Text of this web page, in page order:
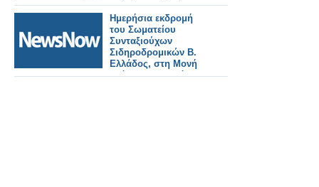
Κρίσιμες αποφάσεις
για τη νέα σεζόν
Ημερήσια εκδρομή
του Σωματείου
Συνταξιούχων
Σιδηροδρομικών Β.
Ελλάδος, στη Μονή
Ιωάννου Προδρόμου